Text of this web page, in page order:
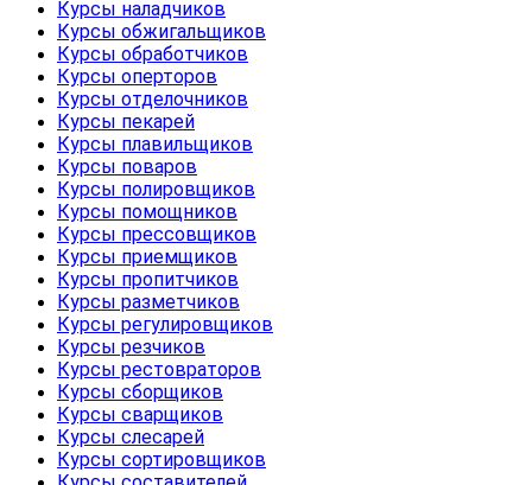
Курсы наладчиков
Курсы обжигальщиков
Курсы обработчиков
Курсы оперторов
Курсы отделочников
Курсы пекарей
Курсы плавильщиков
Курсы поваров
Курсы полировщиков
Курсы помощников
Курсы прессовщиков
Курсы приемщиков
Курсы пропитчиков
Курсы разметчиков
Курсы регулировщиков
Курсы резчиков
Курсы рестовраторов
Курсы сборщиков
Курсы сварщиков
Курсы слесарей
Курсы сортировщиков